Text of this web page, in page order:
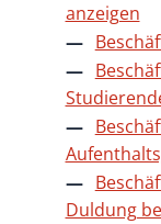
anzeigen
Duldung